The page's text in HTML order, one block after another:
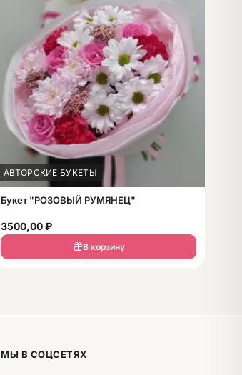
АВТОРСКИЕ БУКЕТЫ
Букет "РОЗОВЫЙ РУМЯНЕЦ"
3500,00₽
В корзину
МЫ В СОЦСЕТЯХ